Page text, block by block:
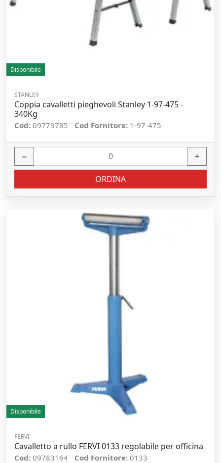
Disponibile
STANLEY
Coppia cavalletti pieghevoli Stanley 1-97-475 -
340Kg
Cod: 09779785 Cod Fornitore: 1-97-475
− +
ORDINA
Disponibile
FERVI
Cavalletto a rullo FERVI 0133 regolabile per officina
Cod: 09783164 Cod Fornitore: 0133